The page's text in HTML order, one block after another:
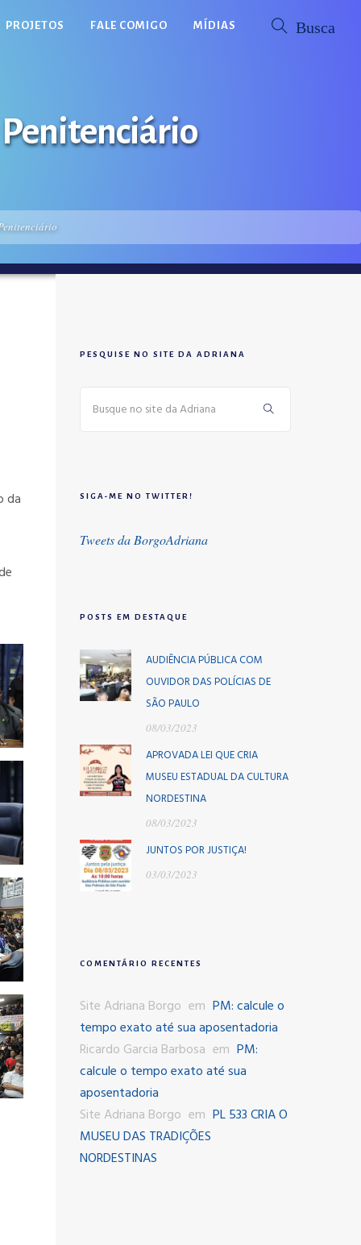
PROJETOS FALE COMIGO MÍDIAS
da
PESQUISE NO SITE DA ADRIANA
SIGA-ME NO TWITTER!
Tweets da BorgoAdriana
POSTS EM DESTAQUE
AUDIÊNCIA PÚBLICA COM
OUVIDOR DAS POLÍCIAS DE
SÃO PAULO
08/03/2023
APROVADA LEI QUE CRIA
MUSEU ESTADUAL DA CULTURA
NORDESTINA
08/03/2023
JUNTOS POR JUSTIÇA!
03/03/2023
COMENTÁRIO RECENTES
Site Adriana Borgo em PM: calcule o
tempo exato até sua aposentadoria
Ricardo Garcia Barbosa em PM:
calcule o tempo exato até sua
aposentadoria
Site Adriana Borgo em PL 533 CRIA O
MUSEU DAS TRADIÇÕES
NORDESTINAS